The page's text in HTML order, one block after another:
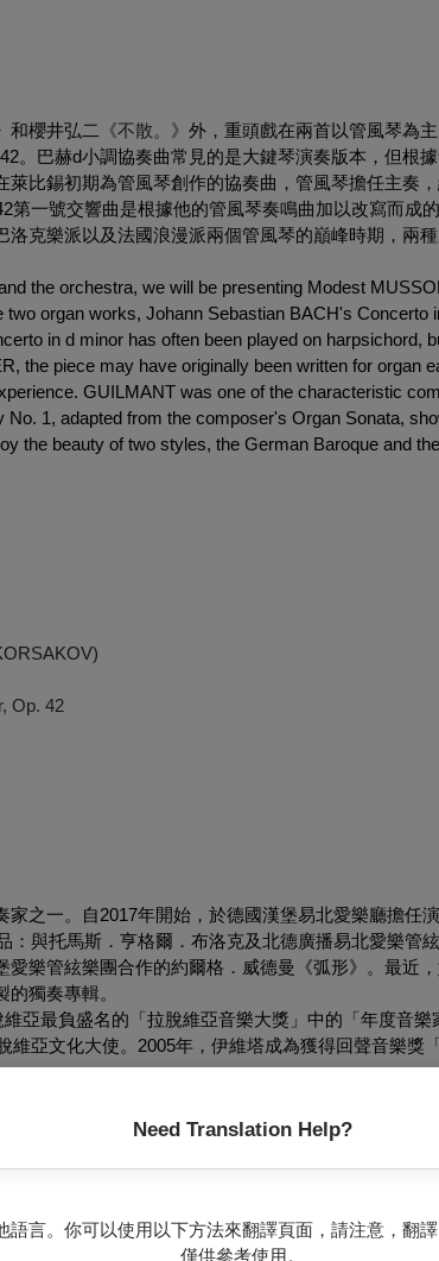
Need Translation Help?
語言。你可以使用以下方法來翻譯頁面，請注意，翻
僅供參考使用。
和櫻井弘二 《不散。》 外，重頭戲在兩首以管風琴為
。巴赫d小調協奏曲常見的是大鍵琴演奏版本，但根
比錫初期為管風琴創作的協奏曲，管風琴擔任主奏，
一號交響曲是根據他的管風琴奏鳴曲加以改寫而成
克樂派以及法國浪漫派兩個管風琴的巔峰時期，兩
the orchestra, we will be presenting Modest
two organ works, Johann Sebastian BACH's Concerto
in d minor has often been played on harpsichord,
the piece may have originally been written for organ
GUILMANT was one of the characteristic
1, adapted from the composer's Organ Sonata,
the beauty of two styles, the German Baroque and
Op. 42
之一。自2017年開始，於德國漢堡易北愛樂廳擔任
與托馬斯．亨格爾．布洛克及北德廣播易北愛樂管
樂管絃樂團合作的約爾格．威德曼《弧形》。最近
獨奏專輯。
亞最負盛名的「拉脫維亞音樂大獎」中的「年度音樂
亞文化大使。2005年，伊維塔成為獲得回聲音樂獎
in the world. Since 2017 she has served as
2017 opening offered two world premieres: Wolfgang
and the NDR Elbphilharmonie Orchestra and Jörg
recently, she has released her new CD Light &
Berlin Classics.
In March 2018 she received the “Latvian
the Year” and “Concert of the Year”. Furthermore,